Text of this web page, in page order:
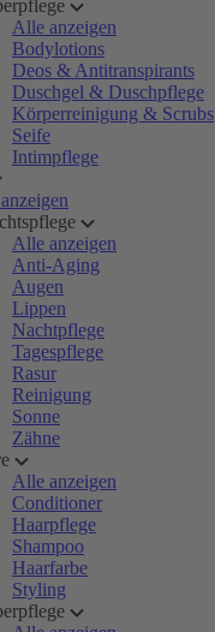
Alle anzeigen
Bodylotions
Deos & Antitranspirants
Duschgel & Duschpflege
Körperreinigung & Scrubs
Seife
Intimpflege
Alle anzeigen
Anti-Aging
Augen
Lippen
Nachtpflege
Tagespflege
Rasur
Reinigung
Sonne
Zähne
Alle anzeigen
Conditioner
Haarpflege
Shampoo
Haarfarbe
Styling